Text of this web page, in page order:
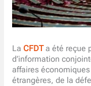
La CFDTa été reçue
d’information
affaires
étrangères, de la